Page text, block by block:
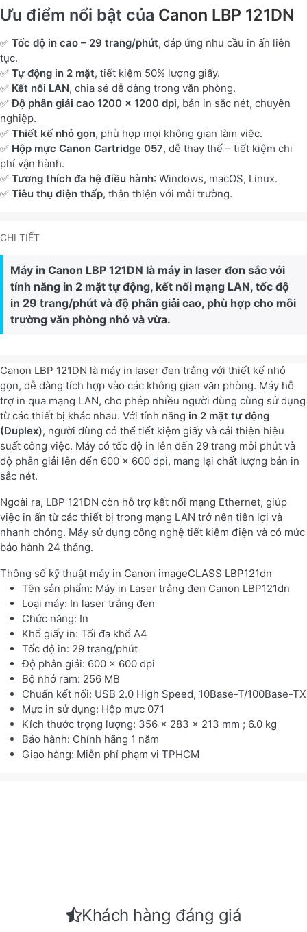
Ưu điểm nổi bật của Canon LBP 121DN
✅ Tốc độ in cao – 29 trang/phút, đáp ứng nhu cầu in ấn liên
tục.
✅ Tự động in 2 mặt, tiết kiệm 50% lượng giấy.
✅ Kết nối LAN, chia sẻ dễ dàng trong văn phòng.
✅Độ phân giải cao 1200 x 1200 dpi, bản in sắc nét, chuyên
nghiệp.
✅ Thiết kế nhỏ gọn, phù hợp mọi không gian làm việc.
✅ Hộp mực Canon Cartridge 057, dễ thay thế – tiết kiệm chi
phí vận hành.
✅ Tương thích đa hệ điều hành: Windows, macOS, Linux.
✅ Tiêu thụ điện thấp, thân thiện với môi trường.
CHI TIẾT
Máy in Canon LBP 121DN là máy in laser đơn sắc với
tính năng in 2 mặt tự động, kết nối mạng LAN, tốc độ
in 29 trang/phút và độ phân giải cao, phù hợp cho môi
trường văn phòng nhỏ và vừa.
Canon LBP 121DN là máy in laser đen trắng với thiết kế nhỏ
gọn, dễ dàng tích hợp vào các không gian văn phòng. Máy hỗ
trợ in qua mạng LAN, cho phép nhiều người dùng cùng sử dụng
từ các thiết bị khác nhau. Với tính năng in 2 mặt tự động
(Duplex), người dùng có thể tiết kiệm giấy và cải thiện hiệu
suất công việc. Máy có tốc độ in lên đến 29 trang mỗi phút và
độ phân giải lên đến 600 x 600 dpi, mang lại chất lượng bản in
sắc nét.
Ngoài ra, LBP 121DN còn hỗ trợ kết nối mạng Ethernet, giúp
việc in ấn từ các thiết bị trong mạng LAN trở nên tiện lợi và
nhanh chóng. Máy sử dụng công nghệ tiết kiệm điện và có mức
bảo hành 24 tháng.
Thông số kỹ thuật máy in Canon imageCLASS LBP121dn
Tên sản phẩm: Máy in Laser trắng đen Canon LBP121dn
Loại máy: In laser trắng đen
Chức năng: In
Khổ giấy in: Tối đa khổ A4
Tốc độ in: 29 trang/phút
Độ phân giải: 600 x 600 dpi
Bộ nhớ ram: 256 MB
Chuẩn kết nối: USB 2.0 High Speed, 10Base-T/100Base-TX
Mực in sử dụng: Hộp mực 071
Kích thước trọng lượng: 356 x 283 x 213 mm ; 6.0 kg
Bảo hành: Chính hãng 1 năm
Giao hàng: Miễn phí phạm vi TPHCM
Khách hàng đáng giá